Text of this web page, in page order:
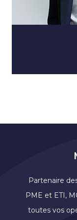
Partenaire
PME et ETI,
toutes vos